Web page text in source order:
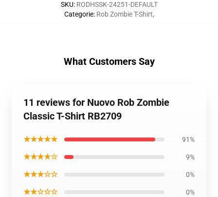
SKU: RODHSSK-24251-DEFAULT
Categorie: Rob Zombie T-Shirt,
What Customers Say
11 reviews for Nuovo Rob Zombie
Classic T-Shirt RB2709
★★★★★ 91%
★★★★☆ 9%
★★★☆☆ 0%
★★☆☆☆ 0%